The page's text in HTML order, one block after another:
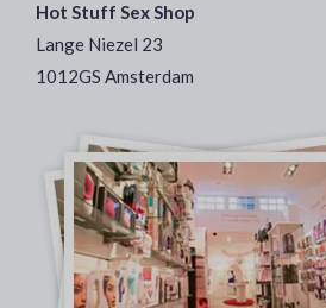
Hot Stuff Sex Shop
Lange Niezel 23
1012GS Amsterdam